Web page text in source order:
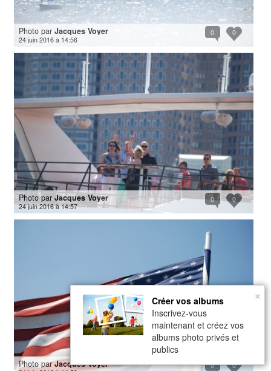
0
0
Photo par Jacques Voyer
24 juin 2016 à 14:56
0
0
Photo par Jacques Voyer
24 juin 2016 à 14:57
0
0
Photo parJacques Voyer
×
Créer vos albums
Inscrivez-vous
maintenant et créez vos
albums photo privés et
publics